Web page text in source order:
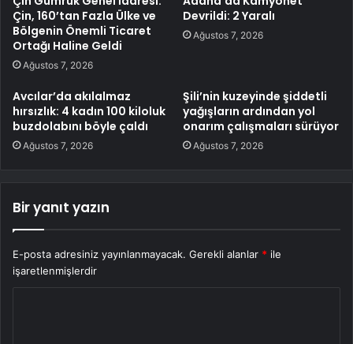
Çin, 160’tan Fazla Ülke ve
Bölgenin Önemli Ticaret
Ortağı Haline Geldi
Ağustos 7, 2026
Devrildi: 2 Yaralı
Ağustos 7, 2026
Avcılar’da akılalmaz
hırsızlık: 4 kadın 100 kiloluk
buzdolabını böyle çaldı
Ağustos 7, 2026
Şili’nin kuzeyinde şiddetli
yağışların ardından yol
onarım çalışmaları sürüyor
Ağustos 7, 2026
Bir yanıt yazın
E-posta adresiniz yayınlanmayacak. Gerekli alanlar * ile
işaretlenmişlerdir